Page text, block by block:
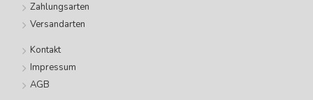
Zahlungsarten
Versandarten
Kontakt
Impressum
AGB